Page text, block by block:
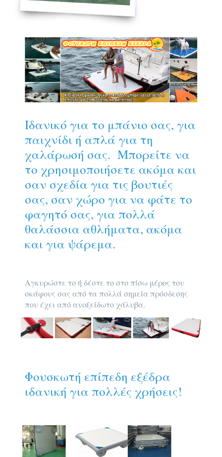
Ιδανικό για το μπάνιο σας, για
παιχνίδι ή απλά για τη
χαλάρωσή σας. Μπορείτε να
το χρησιμοποιήσετε ακόμα και
σαν σχεδία για τις βουτιές
σας, σαν χώρο για να φάτε το
φαγητό σας, για πολλά
θαλάσσια αθλήματα, ακόμα
και για ψάρεμα.
Αγκυρώστε το ή δέστε το στο πίσω μέρος του
σκάφους σας από τα πολλά σημεία πρόσδεσης
που έχει από ανοξείδωτο χάλυβα.
Φουσκωτή επίπεδη εξέδρα
ιδανική για πολλές χρήσεις!